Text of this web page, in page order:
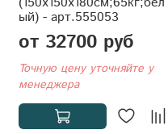
ый) - арт.555053
от 32700 руб
Точную цену уточняйте у
менеджера